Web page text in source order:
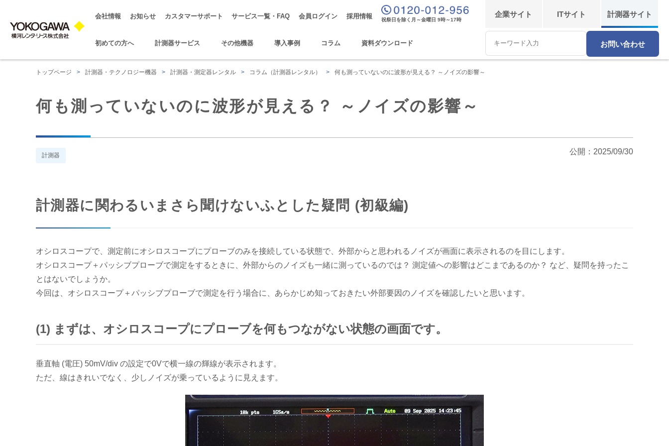
会社情報 お知らせ カスタマーサポート サービス一覧・FAQ 会員ログイン 採用情報
祝祭日を除く月～金曜日 9時～17時
初めての方へ 計測器サービス その他機器 導入事例 コラム 資料ダウンロード
企業サイト ITサイト 計測器サイト
Conduct
a
search
お問い合わせ
トップページ > 計測器・テクノロジー機器 > 計測器・測定器レンタル > コラム（計測器レンタル） > 何も測っていないのに波形が見える？ ～ノイズの影響～
何も測っていないのに波形が見える？ ～ノイズの影響～
計測器 公開： 2025/09/30
計測器に関わるいまさら聞けないふとした疑問 (初級編)
オシロスコープで、測定前にオシロスコープにプローブのみを接続している状態で、外部からと思われるノイズが画面に表示されるのを目にします。
オシロスコープ＋パッシブプローブで測定をするときに、外部からのノイズも一緒に測っているのでは？ 測定値への影響はどこまであるのか？ など、疑問を持ったこ
とはないでしょうか。
今回は、オシロスコープ＋パッシブプローブで測定を行う場合に、あらかじめ知っておきたい外部要因のノイズを確認したいと思います。
(1) まずは、オシロスコープにプローブを何もつながない状態の画面です。
垂直軸 (電圧) 50mV/div の設定で0Vで横一線の輝線が表示されます。
ただ、線はきれいでなく、少しノイズが乗っているように見えます。